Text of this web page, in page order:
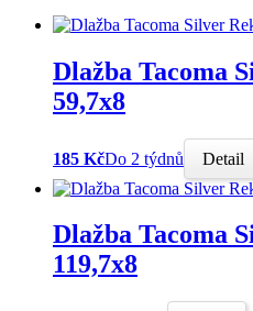
Dlažba Tacoma
59,7x8
185 KčDo 2 týdnů Detail
Dlažba Tacoma
119,7x8